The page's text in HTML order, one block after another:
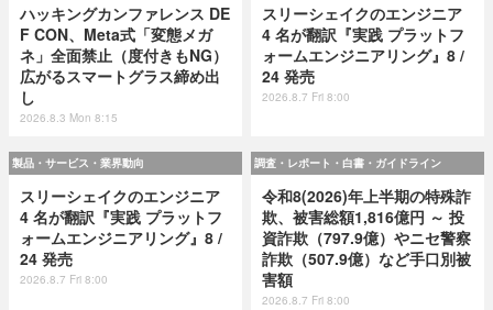
ハッキングカンファレンス DE
F CON、Meta式「変態メガ
ネ」全面禁止（度付きもNG）
広がるスマートグラス締め出
し
2026.8.3 Mon 8:15
スリーシェイクのエンジニア
4 名が翻訳『実践 プラットフ
ォームエンジニアリング』8 /
24 発売
2026.8.7 Fri 8:00
製品・サービス・業界動向
スリーシェイクのエンジニア
4 名が翻訳『実践 プラットフ
ォームエンジニアリング』8 /
24 発売
2026.8.7 Fri 8:00
調査・レポート・白書・ガイドライン
令和8(2026)年上半期の特殊詐
欺、被害総額1,816億円 ～ 投
資詐欺（797.9億）やニセ警察
詐欺（507.9億）など手口別被
害額
2026.8.7 Fri 8:00